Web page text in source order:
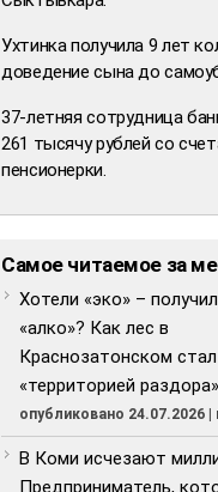
Ухтинка получила 9 лет
доведение сына до
37-летняя сотрудница
261 тысячу рублей со
пенсионерки.
Самое читаемое за
Хотели «эко» –
«алко»? Как лес в
Краснозатонском стал
«территорией раздора»
опубликовано 24.07.2026 |
В Коми исчезают
Предприниматель,